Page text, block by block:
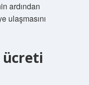
ardından
ulaşmasını
ücreti